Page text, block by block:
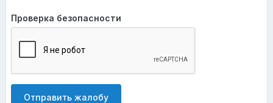
Проверка безопасности
Отправить жалобу